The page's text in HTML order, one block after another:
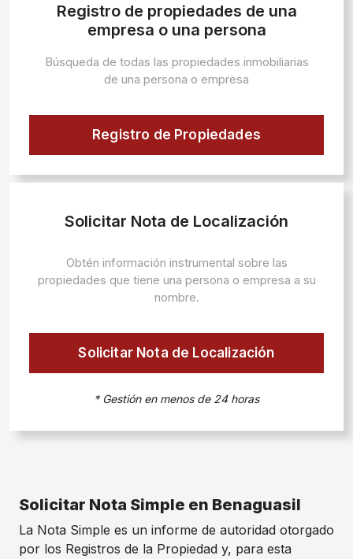
Registro de propiedades de una
empresa o una persona
Búsqueda de todas las propiedades inmobiliarias
de una persona o empresa
Registro de Propiedades
Solicitar Nota de Localización
Obtén información instrumental sobre las
propiedades que tiene una persona o empresa a su
nombre.
Solicitar Nota de Localización
* Gestión en menos de 24 horas
Solicitar Nota Simple en Benaguasil
La Nota Simple es un informe de autoridad otorgado
por los Registros de la Propiedad y, para esta